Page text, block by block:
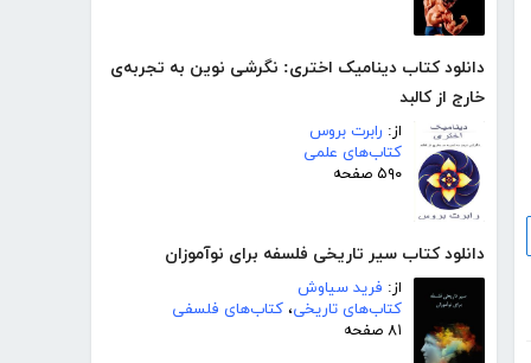
دانلود کتاب دینامیک اختری: نگرشی نوین به تجربه‌ی
خارج از کالبد
از: رابرت بروس
کتاب‌های علمی
۵۹۰ صفحه
دانلود کتاب سیر تاریخی فلسفه برای نوآموزان
از: فرید سیاوش
کتاب‌های تاریخی، کتاب‌های فلسفی
۸۱ صفحه